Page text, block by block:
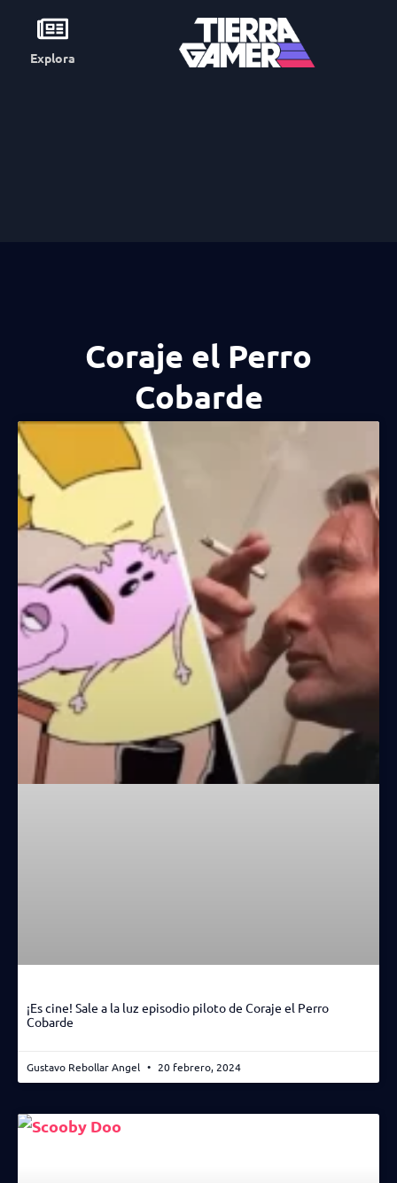
Explora
Coraje el Perro
Cobarde
¡Es cine! Sale a la luz episodio piloto de Coraje el Perro
Cobarde
Gustavo Rebollar Angel 20 febrero, 2024